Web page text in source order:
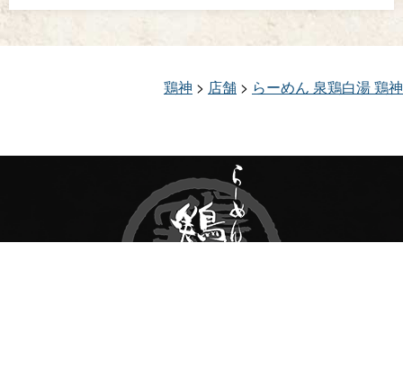
鶏神 > 店舗 > らーめん 泉鶏白湯 鶏神